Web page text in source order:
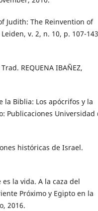
Judith: The Reinvention of
v. 2, n. 10, p. 107-
REQUENA IBAÑEZ,
la Biblia: Los apócrifos y la
Publicaciones Universidad
históricas de Israel.
es la vida. A la caza del
Próximo y Egipto en la
2016.